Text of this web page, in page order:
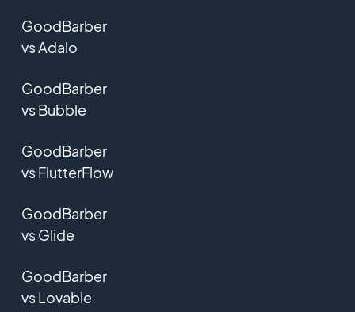
GoodBarber
vs Adalo
GoodBarber
vs Bubble
GoodBarber
vs FlutterFlow
GoodBarber
vs Glide
GoodBarber
vs Lovable